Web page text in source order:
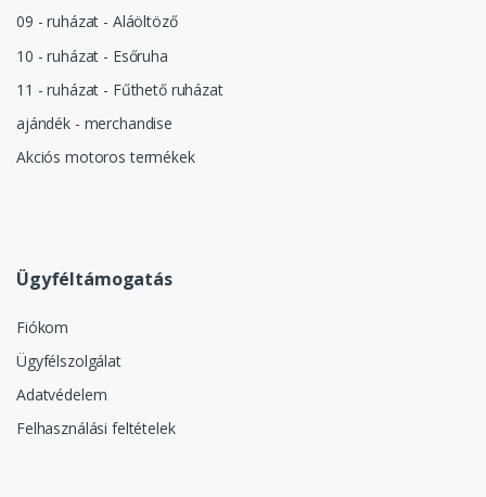
09 - ruházat - Aláöltöző
10 - ruházat - Esőruha
11 - ruházat - Fűthető ruházat
ajándék - merchandise
Akciós motoros termékek
Ügyféltámogatás
Fiókom
Ügyfélszolgálat
Adatvédelem
Felhasználási feltételek